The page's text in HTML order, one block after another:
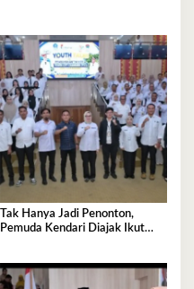
Tak Hanya Jadi Penonton,
Pemuda Kendari Diajak Ikut